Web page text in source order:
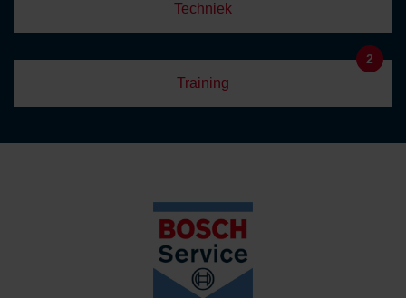
Techniek
Training
2